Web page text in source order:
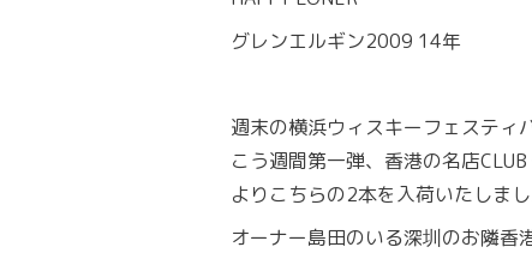
グレンエルギン2009 14年
週末の横浜ウィスキーフェスティ
こう週間第一弾、香港の名店
よりこちらの2本を入荷いたしま
オーナー島田のいる深圳のお隣香